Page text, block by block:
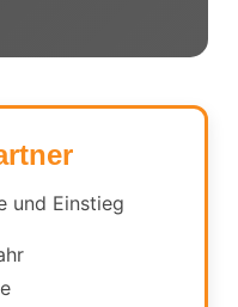
und Einstieg